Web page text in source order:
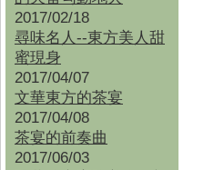
2017/02/18
尋味名人--東方美人甜
蜜現身
2017/04/07
文華東方的茶宴
2017/04/08
茶宴的前奏曲
2017/06/03